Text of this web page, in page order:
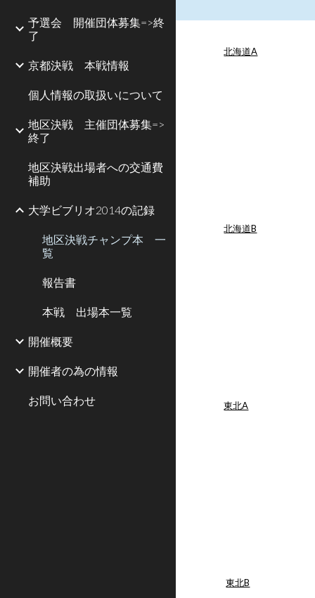
予選会 開催団体募集=>終
了
京都決戦 本戦情報
個人情報の取扱いについて
地区決戦 主催団体募集=>
終了
地区決戦出場者への交通費
補助
大学ビブリオ2014の記録
地区決戦チャンプ本 一
覧
報告書
本戦 出場本一覧
開催概要
開催者の為の情報
お問い合わせ
北海道A
北海道B
東北A
東北B